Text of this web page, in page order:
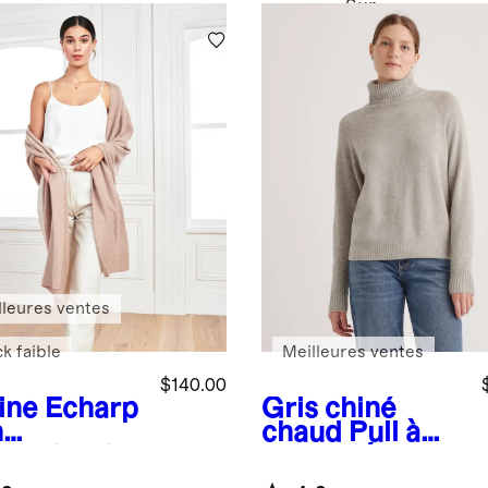
Sur
Écharp
$140.00
ventes
faible
Gris chiné
chaud
Pull à
laine de yak à
Meilleures ventes